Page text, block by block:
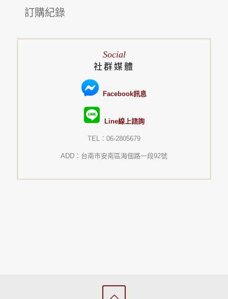
訂購紀錄
Social
社群媒體
Facebook訊息
Line線上諮詢
TEL：06-2805679
ADD：台南市安南區海佃路一段92號